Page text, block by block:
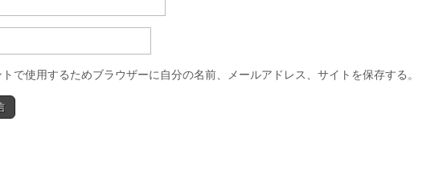
で使用するためブラウザーに自分の名前、メールアドレス、サイトを保存する。